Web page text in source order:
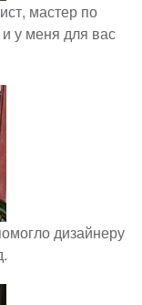
мастер по
у меня для вас
дизайнеру